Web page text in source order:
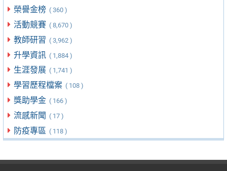
榮譽金榜 ( 360 )
活動競賽 ( 8,670 )
教師研習 ( 3,962 )
升學資訊 ( 1,884 )
生涯發展 ( 1,741 )
學習歷程檔案 ( 108 )
獎助學金 ( 166 )
流感新聞 ( 17 )
防疫專區 ( 118 )